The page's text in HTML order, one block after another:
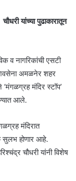
यांच्या पुढाकारातून
व नागरिकांची एसटी
अमळनेर शहर
‘मंगळग्रह मंदिर स्टॉप’
आले.
मंदिरात
सुलभ होणार आहे.
चौधरी यांनी विशेष